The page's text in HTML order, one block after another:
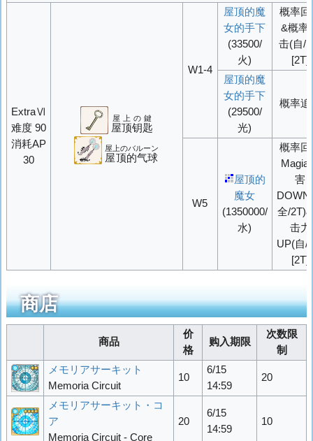
ExtraⅥ
难度 90
消耗AP
30
屋顶钥匙
屋上の鍵
屋顶的气球
屋上のバルーン
W1-4
屋顶的魔
女的手下
(33500/
火)
概率回
&概率
击(自/
[2T]
屋顶的魔
女的手下
(29500/
光)
概率追
W5
屋顶的
魔女
(1350000/
水)
概率回
Magia
害
全/
击力
UP(自/
[2T]
商店
商品
价
格
购入期限
次数限
制
メモリアサーキット
Memoria Circuit
10
6/15
14:59
20
メモリアサーキット・コ
ア
Memoria Circuit - Core
20
6/15
14:59
10